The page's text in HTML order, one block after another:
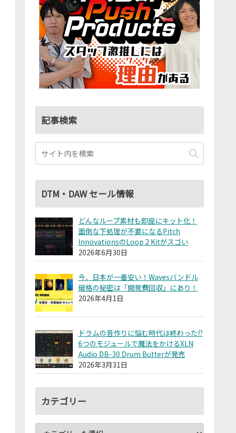
記事検索
DTM・DAW セール情報
どんなループ素材も即座にキット化！
面倒な下処理が不要になるPitch
InnovationsのLoop 2 Kitがスゴい
2026年6月30日
今、日本が一番安い！Wavesバンドル
破格の秘密は「開発費回収」にあり！
2026年4月1日
ドラムの音作りに悩む時代は終わった!?
6つのモジュールで魔法をかけるXLN
Audio DB-30 Drum Butterが発売
2026年3月31日
カテゴリー